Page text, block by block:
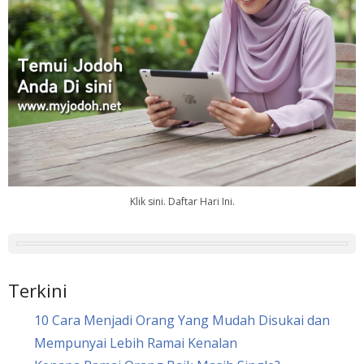
Klik sini. Daftar Hari Ini.
Terkini
10 Cara Menjadi Orang Yang Mudah Disukai dan
Mempunyai Lebih Ramai Kenalan